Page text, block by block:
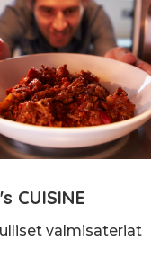
CUISINE
valmisateriat